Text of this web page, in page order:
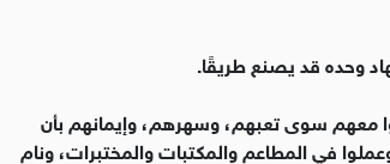
وحده قد يصنع طريقًا.
معهم سوى تعبهم، وسهرهم، وإيمانهم بأن
في المطاعم والمكتبات والمختبرات، ونام